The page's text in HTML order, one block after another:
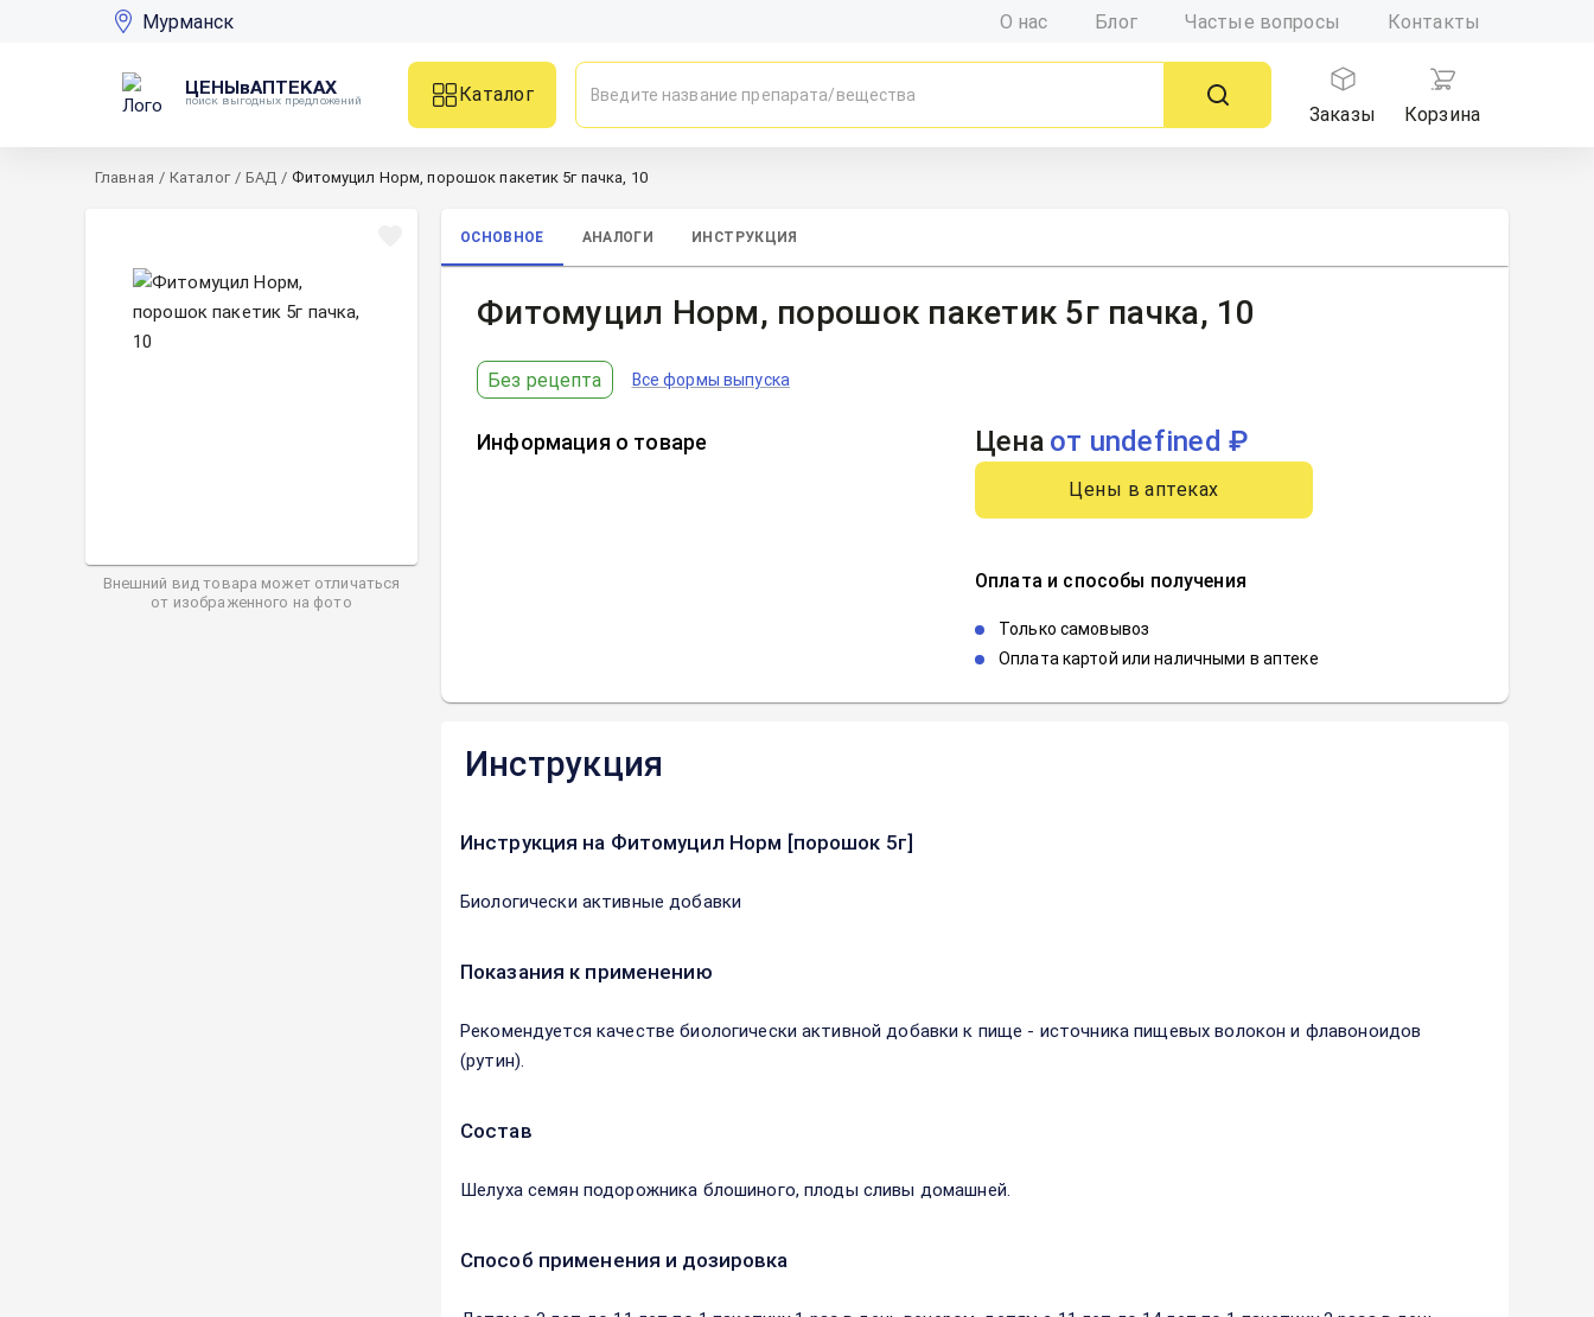
Мурманск О нас Блог Частые вопросы Контакты
ЦЕНЫвАПТЕКАХ
поиск выгодных предложений
Каталог
Заказы
Корзина
Главная / Каталог / БАД / Фитомуцил Норм, порошок пакетик 5г пачка, 10
Внешний вид товара может отличаться
от изображенного на фото
ОСНОВНОЕ АНАЛОГИ ИНСТРУКЦИЯ
Фитомуцил Норм, порошок пакетик 5г пачка, 10
Без рецепта Все формы выпуска
Информация о товаре Цена от undefined ₽
Цены в аптеках
Оплата и способы получения
Только самовывоз
Оплата картой или наличными в аптеке
Инструкция
Инструкция на Фитомуцил Норм [порошок 5г]
Биологически активные добавки
Показания к применению
Рекомендуется качестве биологически активной добавки к пище - источника пищевых волокон и флавоноидов
(рутин).
Состав
Шелуха семян подорожника блошиного, плоды сливы домашней.
Способ применения и дозировка